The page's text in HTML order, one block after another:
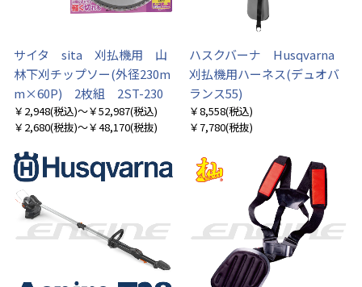
サイタ sita 刈払機用 山
林下刈チップソー(外径230m
m×60P) 2枚組 2ST-230
￥2,948(税込)～￥52,987(税込)
￥2,680(税抜)～￥48,170(税抜)
ハスクバーナ Husqvarna
刈払機用ハーネス(デュオバ
ランス55)
￥8,558(税込)
￥7,780(税抜)